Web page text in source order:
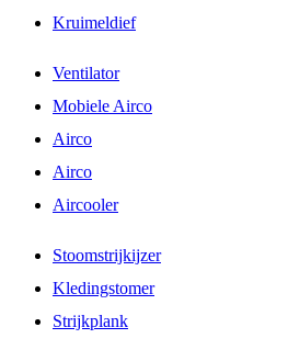
Kruimeldief
Ventilator
Mobiele Airco
Airco
Airco
Aircooler
Stoomstrijkijzer
Kledingstomer
Strijkplank